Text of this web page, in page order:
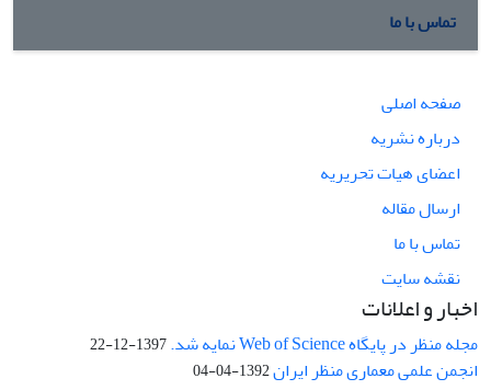
تماس با ما
صفحه اصلی
درباره نشریه
اعضای هیات تحریریه
ارسال مقاله
تماس با ما
نقشه سایت
اخبار و اعلانات
مجله منظر در پایگاه Web of Science نمایه شد. 1397-12-22
انجمن علمی معماری منظر ایران1392-04-04